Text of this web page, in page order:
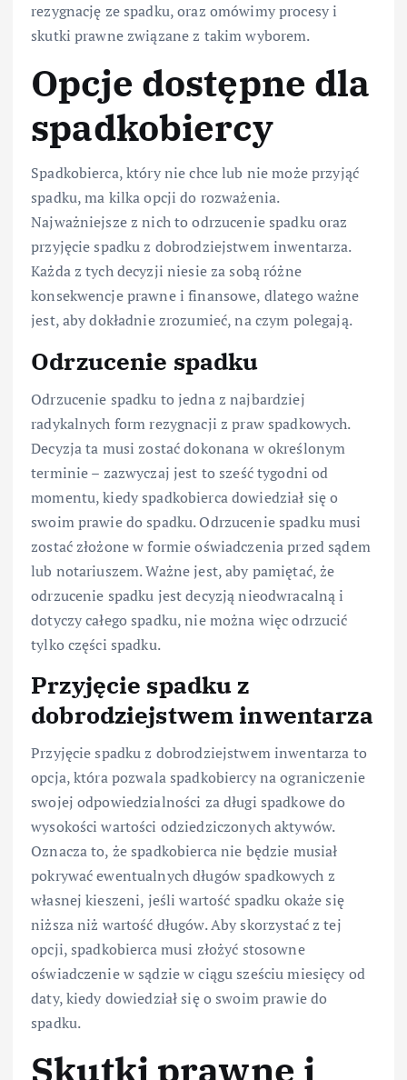
rezygnację ze spadku, oraz omówimy procesy i
skutki prawne związane z takim wyborem.
Opcje dostępne dla
spadkobiercy
Spadkobierca, który nie chce lub nie może przyjąć
spadku, ma kilka opcji do rozważenia.
Najważniejsze z nich to odrzucenie spadku oraz
przyjęcie spadku z dobrodziejstwem inwentarza.
Każda z tych decyzji niesie za sobą różne
konsekwencje prawne i finansowe, dlatego ważne
jest, aby dokładnie zrozumieć, na czym polegają.
Odrzucenie spadku
Odrzucenie spadku to jedna z najbardziej
radykalnych form rezygnacji z praw spadkowych.
Decyzja ta musi zostać dokonana w określonym
terminie – zazwyczaj jest to sześć tygodni od
momentu, kiedy spadkobierca dowiedział się o
swoim prawie do spadku. Odrzucenie spadku musi
zostać złożone w formie oświadczenia przed sądem
lub notariuszem. Ważne jest, aby pamiętać, że
odrzucenie spadku jest decyzją nieodwracalną i
dotyczy całego spadku, nie można więc odrzucić
tylko części spadku.
Przyjęcie spadku z
dobrodziejstwem inwentarza
Przyjęcie spadku z dobrodziejstwem inwentarza to
opcja, która pozwala spadkobiercy na ograniczenie
swojej odpowiedzialności za długi spadkowe do
wysokości wartości odziedziczonych aktywów.
Oznacza to, że spadkobierca nie będzie musiał
pokrywać ewentualnych długów spadkowych z
własnej kieszeni, jeśli wartość spadku okaże się
niższa niż wartość długów. Aby skorzystać z tej
opcji, spadkobierca musi złożyć stosowne
oświadczenie w sądzie w ciągu sześciu miesięcy od
daty, kiedy dowiedział się o swoim prawie do
spadku.
Skutki prawne i